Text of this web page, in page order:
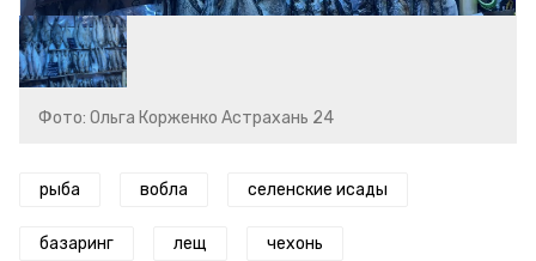
Фото: Ольга Корженко Астрахань 24
рыба вобла селенские исады
базаринг лещ чехонь